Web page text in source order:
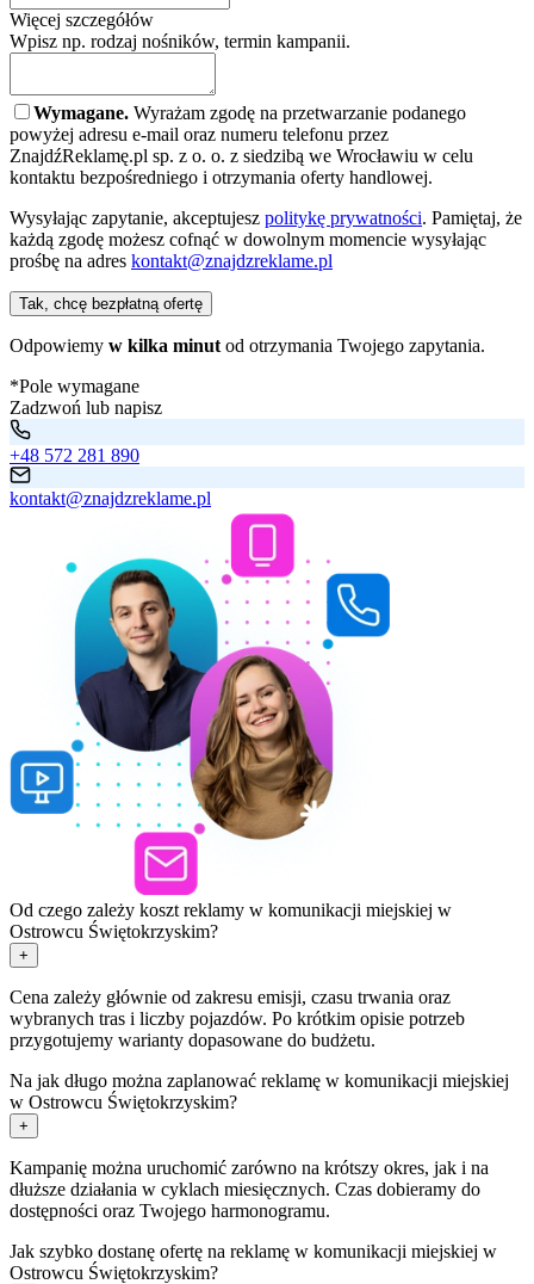
Więcej szczegółów
Wpisz np. rodzaj nośników, termin kampanii.
Wymagane. Wyrażam zgodę na przetwarzanie podanego
powyżej adresu e-mail oraz numeru telefonu przez
ZnajdźReklamę.pl sp. z o. o. z siedzibą we Wrocławiu w celu
kontaktu bezpośredniego i otrzymania oferty handlowej.
Wysyłając zapytanie, akceptujesz politykę prywatności. Pamiętaj, że
każdą zgodę możesz cofnąć w dowolnym momencie wysyłając
prośbę na adres kontakt@znajdzreklame.pl
Tak, chcę bezpłatną ofertę
Odpowiemy w kilka minut od otrzymania Twojego zapytania.
*Pole wymagane
Zadzwoń lub napisz
+48 572 281 890
kontakt@znajdzreklame.pl
Od czego zależy koszt reklamy w komunikacji miejskiej w
Ostrowcu Świętokrzyskim?
+
Cena zależy głównie od zakresu emisji, czasu trwania oraz
wybranych tras i liczby pojazdów. Po krótkim opisie potrzeb
przygotujemy warianty dopasowane do budżetu.
Na jak długo można zaplanować reklamę w komunikacji miejskiej
w Ostrowcu Świętokrzyskim?
+
Kampanię można uruchomić zarówno na krótszy okres, jak i na
dłuższe działania w cyklach miesięcznych. Czas dobieramy do
dostępności oraz Twojego harmonogramu.
Jak szybko dostanę ofertę na reklamę w komunikacji miejskiej w
Ostrowcu Świętokrzyskim?